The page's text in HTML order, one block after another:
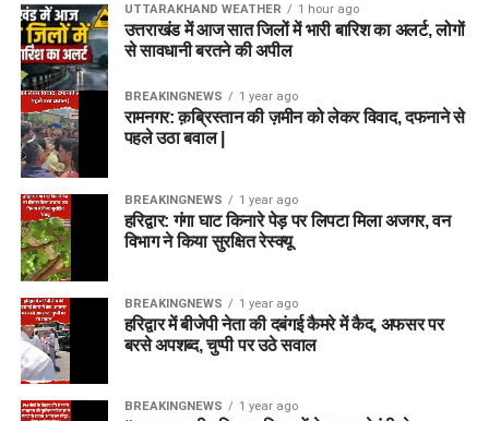
निष्कर्ष
Federal Bank
जो कम उम्र में बैंकिंग सेक्टर में करियर बनाना चाहते हैं। अगर आप पात्र हैं,
तो बिना देर किए आवेदन करें। सही तैयारी और समय पर आवेदन आपको
एक स्थायी और सम्मानजनक नौकरी दिला सकता है।
और पढे —
NBEMS Exam Calendar 2026: कब होंगी मेडिकल
IIT Roorkee में निकली बड़ी भर्ती, बिना देर किए करें आवेदन –
आखिरी तारीख 20 जनवरी..
RELATED TOPICS:
10TH PASS JOBS
UTTARAKHAND WEATHER 1 hour ago
उत्तराखंड में आज सात जिलों में भारी बारिश का अलर्ट, लोगों
से सावधानी बरतने की अपील
BREAKINGNEWS 1 year ago
रामनगर: क़ब्रिस्तान की ज़मीन को लेकर विवाद, दफनाने से
पहले उठा बवाल |
BREAKINGNEWS 1 year ago
हरिद्वार: गंगा घाट किनारे पेड़ पर लिपटा मिला अजगर, वन
विभाग ने किया सुरक्षित रेस्क्यू
BREAKINGNEWS 1 year ago
हरिद्वार में बीजेपी नेता की दबंगई कैमरे में कैद, अफसर पर
बरसे अपशब्द, चुप्पी पर उठे सवाल
BREAKINGNEWS 1 year ago